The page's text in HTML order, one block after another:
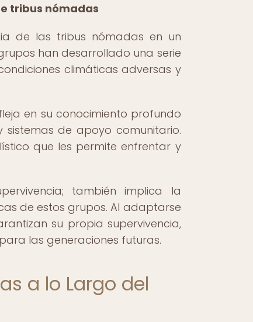
tribus nómadas
de las tribus nómadas en un
han desarrollado una serie
climáticas adversas y
en su conocimiento profundo
de apoyo comunitario.
que les permite enfrentar y
también implica la
de estos grupos. Al adaptarse
su propia supervivencia,
las generaciones futuras.
a lo Largo del